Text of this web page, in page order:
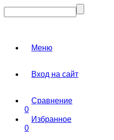
Меню
Вход на сайт
Сравнение
0
Избранное
0